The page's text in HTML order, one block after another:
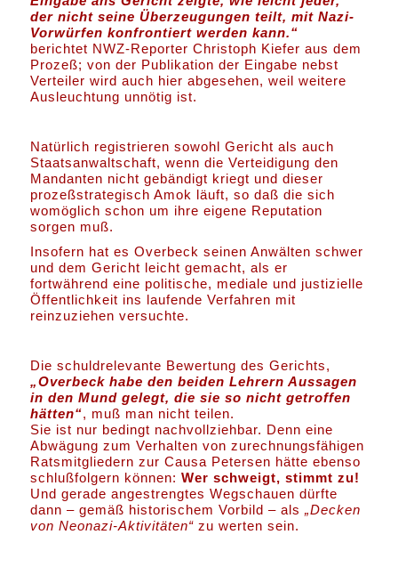
der nicht seine Überzeugungen teilt, mit Nazi-
Vorwürfen konfrontiert werden kann.“
berichtet NWZ-Reporter Christoph Kiefer aus dem
Prozeß; von der Publikation der Eingabe nebst
Verteiler wird auch hier abgesehen, weil weitere
Ausleuchtung unnötig ist.
Natürlich registrieren sowohl Gericht als auch
Staatsanwaltschaft, wenn die Verteidigung den
Mandanten nicht gebändigt kriegt und dieser
prozeßstrategisch Amok läuft, so daß die sich
womöglich schon um ihre eigene Reputation
sorgen muß.
Insofern hat es Overbeck seinen Anwälten schwer
und dem Gericht leicht gemacht, als er
fortwährend eine politische, mediale und justizielle
Öffentlichkeit ins laufende Verfahren mit
reinzuziehen versuchte.
Die schuldrelevante Bewertung des Gerichts,
„Overbeck habe den beiden Lehrern Aussagen
in den Mund gelegt, die sie so nicht getroffen
hätten“, muß man nicht teilen.
Sie ist nur bedingt nachvollziehbar. Denn eine
Abwägung zum Verhalten von zurechnungsfähigen
Ratsmitgliedern zur Causa Petersen hätte ebenso
schlußfolgern können:Wer schweigt, stimmt zu!
Und gerade angestrengtes Wegschauen dürfte
dann – gemäß historischem Vorbild – als„Decken
von Neonazi-Aktivitäten“ zu werten sein.